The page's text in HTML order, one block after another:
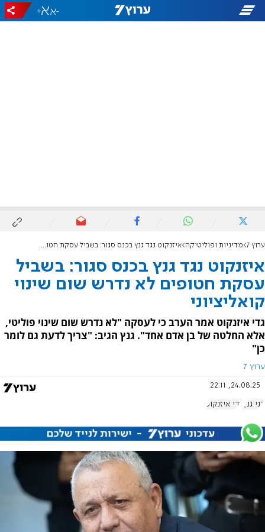
-
+
ערוץ 7 מדיניות ופוליטיקה איזנקוט נגד גנץ בכנס סגור: בשביל עסקת חטופים לא נדרש שום שינוי קואליציוני
איזנקוט נגד גנץ בכנס סגור: בשביל
עסקת חטופים לא נדרש שום שינוי
קואליציוני
גדי איזנקוט אמר הערב כי לעסקה "לא נדרש שום שינוי פוליטי,
אלא החלטה של בן אדם אחד". גנץ הגיב: "צריך לדעת גם לומר
כן"
ערוץ 7
24.08.25, 22:11
בני גנץ גדי איזנקוט